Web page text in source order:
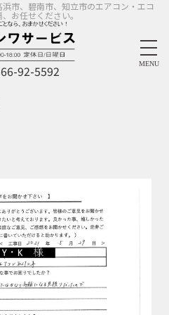
市、碧南市、知立市のエアコン・エコ
お任せください。
MENU
92-5592